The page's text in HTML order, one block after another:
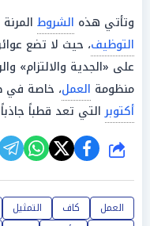
وتأتي هذه الشروط
التوظيف، حيث لا تضع
على «الجدية والالتزام»
منظومة العمل، خاصة في
أكتوبرالتي تعد قطباً جاذباً
شارك
العمل كاف التمثيل